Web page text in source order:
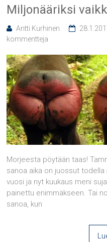
Miljonääriksi
Antti Kurhinen
kommentteja
Morjeesta pöytään taas!
sanoa aika on juossut
vuosi ja nyt kuukaus meni
painettu enimmäkseen. Tai
sanoa, kun